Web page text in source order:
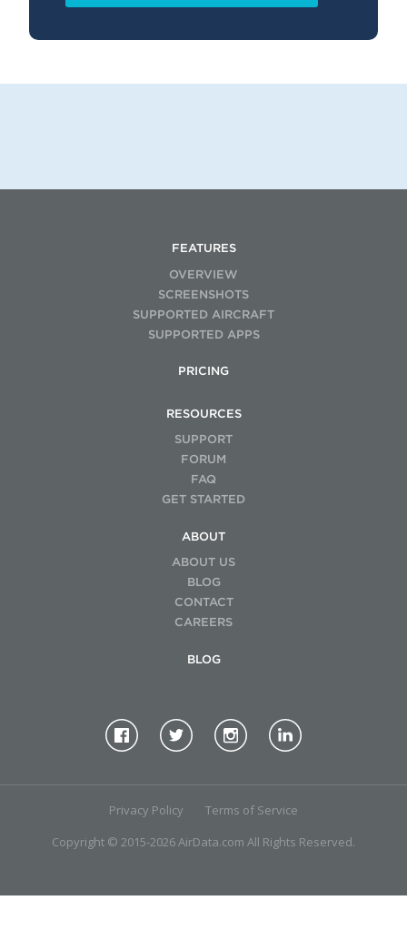
FEATURES
OVERVIEW
SCREENSHOTS
SUPPORTED AIRCRAFT
SUPPORTED APPS
PRICING
RESOURCES
SUPPORT
FORUM
FAQ
GET STARTED
ABOUT
ABOUT US
BLOG
CONTACT
CAREERS
BLOG
Copyright © 2015-2026 AirData.com All Rights Reserved.
Privacy Policy Terms of Service